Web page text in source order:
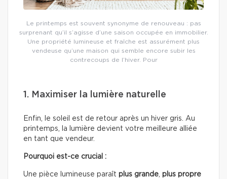
Le printemps est souvent synonyme de renouveau : pas
surprenant qu’il s’agisse d’une saison occupée en immobilier.
Une propriété lumineuse et fraîche est assurément plus
vendeuse qu’une maison qui semble encore subir les
contrecoups de l’hiver. Pour
1. Maximiser la lumière naturelle
Enfin, le soleil est de retour après un hiver gris. Au
printemps, la lumière devient votre meilleure alliée
en tant que vendeur.
Pourquoi est-ce crucial :
Une pièce lumineuse paraît plus grande, plus propre